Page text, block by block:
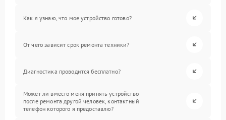
Как я узнаю, что мое устройство готово?
От чего зависит срок ремонта техники?
Диагностика проводится бесплатно?
Может ли вместо меня принять устройство
после ремонта другой человек, контактный
телефон которого я предоставлю?